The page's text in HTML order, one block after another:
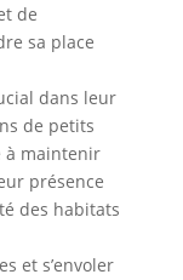
de
sa place
dans leur
de petits
à maintenir
présence
des habitats
et s’envoler